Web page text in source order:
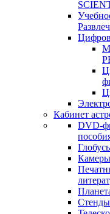
Кабинет
DVD-
Камеры